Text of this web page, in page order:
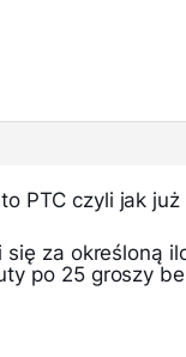
PTC czyli jak już
się za określoną
po 25 groszy